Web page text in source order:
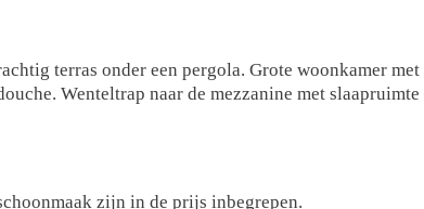
terras onder een pergola. Grote woonkamer
Wenteltrap naar de mezzanine met
zijn in de prijs inbegrepen.